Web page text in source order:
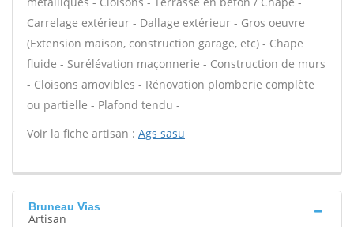
Carrelage extérieur - Dallage extérieur - Gros oeuvre
(Extension maison, construction garage, etc) - Chape
fluide - Surélévation maçonnerie - Construction de murs
- Cloisons amovibles - Rénovation plomberie complète
ou partielle - Plafond tendu -
Voir la fiche artisan : Ags sasu
Bruneau Vias
Artisan